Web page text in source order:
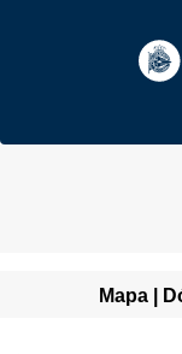
Mapa |